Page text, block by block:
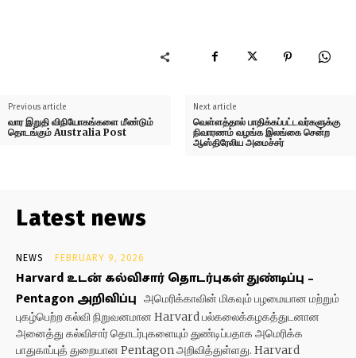
Previous article
வார இறுதி விநியோகங்களை மீண்டும்
தொடங்கும் Australia Post
Next article
வெள்ளத்தால் பாதிக்கப்பட்டவர்களுக்கு
நிவாரணம் வழங்க இலங்கை சென்ற
ஆஸ்திரேலிய அமைச்சர்
Latest news
NEWS FEBRUARY 9, 2026
Harvard உடன் கல்விசார் தொடர்புகள் துண்டிப்பு –
Pentagon அறிவிப்பு அமெரிக்காவின் மிகவும் பழமையான மற்றும்
புகழ்பெற்ற கல்வி நிறுவனமான Harvard பல்கலைக்கழகத்துடனான
அனைத்து கல்விசார் தொடர்புகளையும் துண்டிப்பதாக அமெரிக்க
பாதுகாப்புத் துறையான Pentagon அறிவித்துள்ளது. Harvard